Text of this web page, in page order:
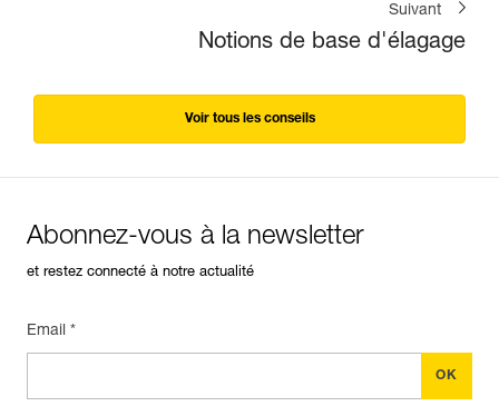
Suivant
Notions de base d'élagage
Voir tous les conseils
Abonnez-vous à la newsletter
et restez connecté à notre actualité
Email *